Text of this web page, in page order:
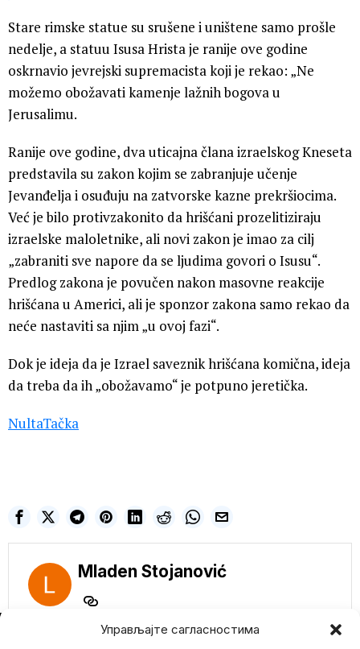
Управљајте сагласностима
Stare rimske statue su srušene i uništene samo prošle
nedelje, a statuu Isusa Hrista je ranije ove godine
oskrnavio jevrejski supremacista koji je rekao: „Ne
možemo obožavati kamenje lažnih bogova u
Jerusalimu.
Ranije ove godine, dva uticajna člana izraelskog Kneseta
predstavila su zakon kojim se zabranjuje učenje
Jevanđelja i osuđuju na zatvorske kazne prekršiocima.
Već je bilo protivzakonito da hrišćani prozelitiziraju
izraelske maloletnike, ali novi zakon je imao za cilj
„zabraniti sve napore da se ljudima govori o Isusu“.
Predlog zakona je povučen nakon masovne reakcije
hrišćana u Americi, ali je sponzor zakona samo rekao da
neće nastaviti sa njim „u ovoj fazi“.
Dok je ideja da je Izrael saveznik hrišćana komična, ideja
da treba da ih „obožavamo“ je potpuno jeretička.
NultaTačka
Mladen Stojanović